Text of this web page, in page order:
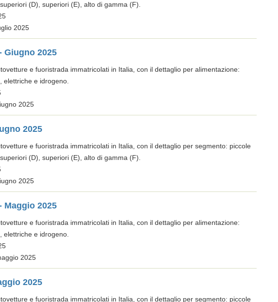
(D), superiori (E), alto di gamma (F).
2025
Giugno 2025
e fuoristrada immatricolati in Italia, con il dettaglio per alimentazione:
elettriche e idrogeno.
2025
2025
e fuoristrada immatricolati in Italia, con il dettaglio per segmento: piccole
(D), superiori (E), alto di gamma (F).
2025
Maggio 2025
e fuoristrada immatricolati in Italia, con il dettaglio per alimentazione:
elettriche e idrogeno.
2025
2025
e fuoristrada immatricolati in Italia, con il dettaglio per segmento: piccole